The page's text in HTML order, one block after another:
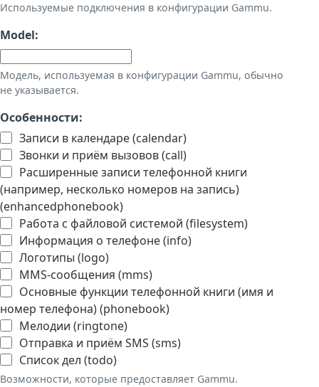
Используемые подключения в конфигурации Gammu.
Model:
Модель, используемая в конфигурации Gammu, обычно
не указывается.
Особенности:
Записи в календаре (calendar)
Звонки и приём вызовов (call)
Расширенные записи телефонной книги
(например, несколько номеров на запись)
(enhancedphonebook)
Работа с файловой системой (filesystem)
Информация о телефоне (info)
Логотипы (logo)
MMS-сообщения (mms)
Основные функции телефонной книги (имя и
номер телефона) (phonebook)
Мелодии (ringtone)
Отправка и приём SMS (sms)
Список дел (todo)
Возможности, которые предоставляет Gammu.